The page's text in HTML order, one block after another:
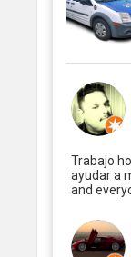
Trabajo
ayudar a
and